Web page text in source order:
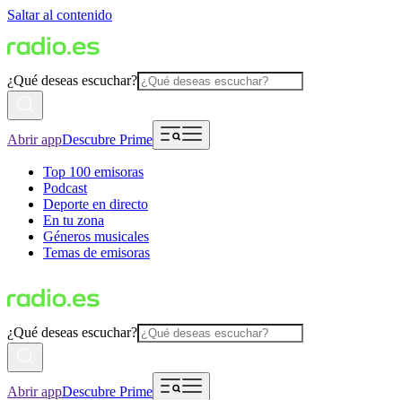
Saltar al contenido
¿Qué deseas escuchar?
Abrir appDescubre Prime
Top 100 emisoras
Podcast
Deporte en directo
En tu zona
Géneros musicales
Temas de emisoras
¿Qué deseas escuchar?
Abrir appDescubre Prime